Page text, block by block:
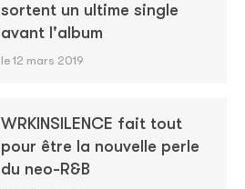
sortent un ultime single
avant l'album
le 12 mars 2019
WRKINSILENCE fait tout
pour être la nouvelle perle
du neo-R&B